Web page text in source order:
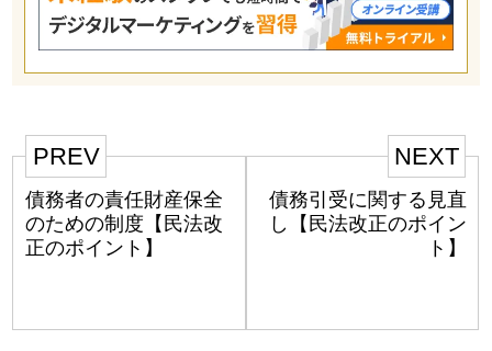
PREV
債務者の責任財産保全
のための制度【民法改
正のポイント】
NEXT
債務引受に関する見直
し【民法改正のポイン
ト】